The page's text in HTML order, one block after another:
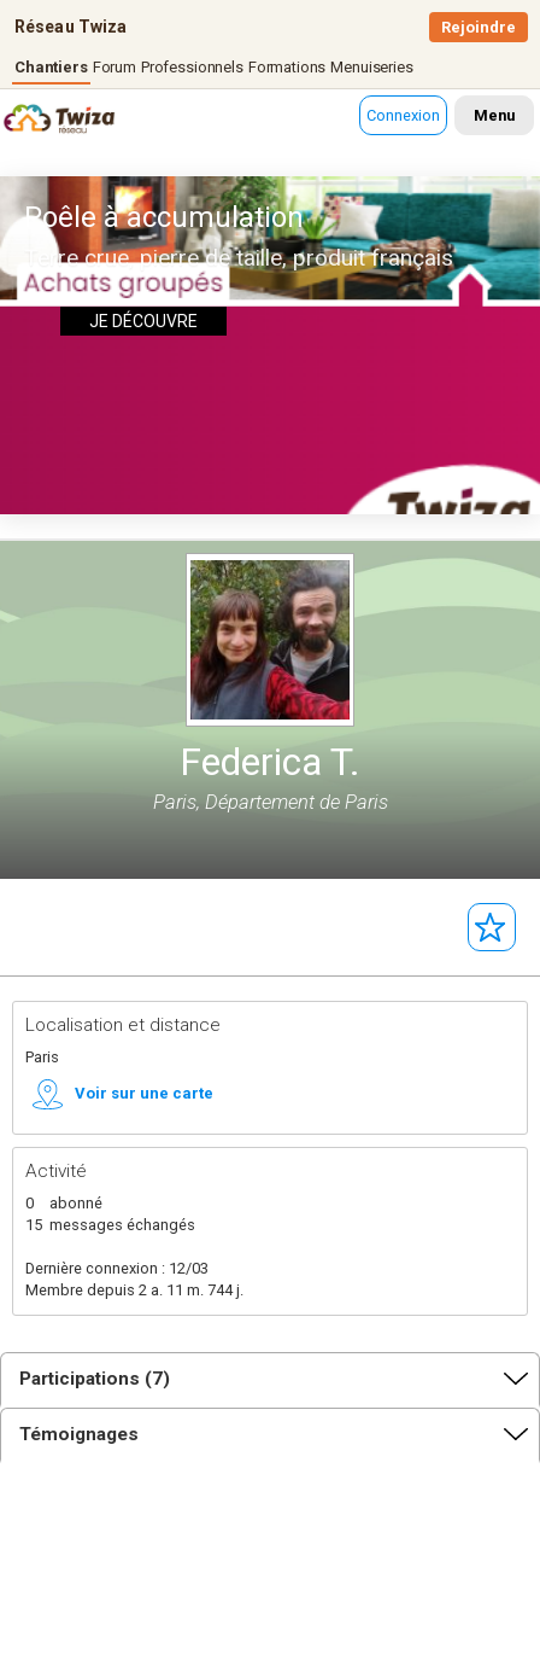
Réseau Twiza
Chantiers Forum Professionnels Formations Menuiseries
Rejoindre
Connexion Menu
Poêle à accumulation
Terre crue, pierre de taille, produit français
JE DÉCOUVRE
Federica T.
Paris, Département de Paris
Localisation et distance
Paris
Voir sur une carte
Activité
0
abonné
15 messages échangés
Dernière connexion : 12/03
Membre depuis 2 a. 11 m. 744 j.
Participations (7)
Témoignages